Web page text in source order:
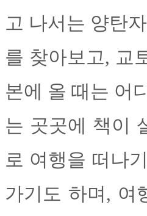
고 나서는 양탄
를 찾아보고, 교
본에 올 때는 어
는 곳곳에 책이
로 여행을 떠나
가기도 하며, 여